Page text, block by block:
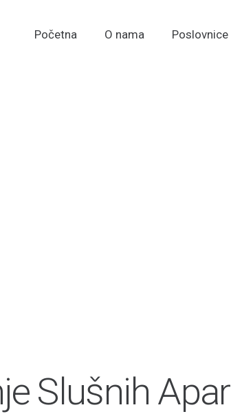
Početna O nama Poslovnice
Slušnih